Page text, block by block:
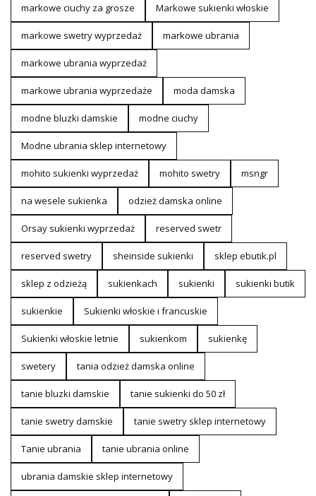
markowe ciuchy za grosze Markowe sukienki włoskie
markowe swetry wyprzedaż markowe ubrania
markowe ubrania wyprzedaż
markowe ubrania wyprzedaże moda damska
modne bluzki damskie modne ciuchy
Modne ubrania sklep internetowy
mohito sukienki wyprzedaż mohito swetry msngr
na wesele sukienka odzież damska online
Orsay sukienki wyprzedaż reserved swetr
reserved swetry sheinside sukienki sklep ebutik.pl
sklep z odzieżą sukienkach sukienki sukienki butik
sukienkie Sukienki włoskie i francuskie
Sukienki włoskie letnie sukienkom sukienkę
swetery tania odzież damska online
tanie bluzki damskie tanie sukienki do 50 zł
tanie swetry damskie tanie swetry sklep internetowy
Tanie ubrania tanie ubrania online
ubrania damskie sklep internetowy